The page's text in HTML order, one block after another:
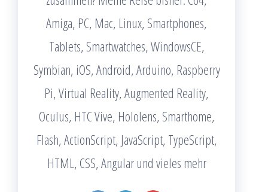
Amiga, PC, Mac, Linux, Smartphones,
Tablets, Smartwatches, WindowsCE,
Symbian, iOS, Android, Arduino, Raspberry
Pi, Virtual Reality, Augmented Reality,
Oculus, HTC Vive, Hololens, Smarthome,
Flash, ActionScript, JavaScript, TypeScript,
HTML, CSS, Angular und vieles mehr